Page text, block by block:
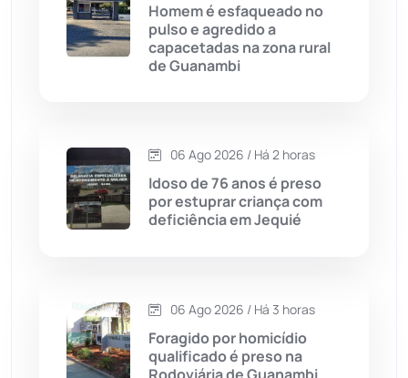
Caturama
Chapada Diamantina
Contendas do Sincorá
Cordeiros
Economia
Educação
Homem é esfaqueado no
pulso e agredido a
capacetadas na zona rural
de Guanambi
06 Ago 2026 / Há 2 horas
Idoso de 76 anos é preso
por estuprar criança com
deficiência em Jequié
06 Ago 2026 / Há 3 horas
Foragido por homicídio
qualificado é preso na